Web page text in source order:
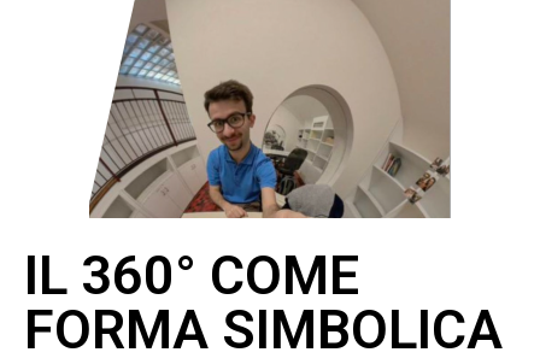
IL 360° COME
FORMA SIMBOLICA